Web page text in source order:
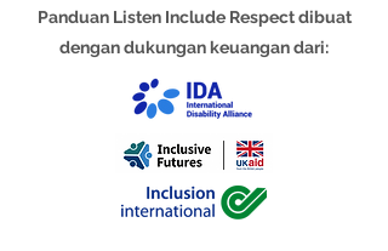
Panduan Listen Include Respect dibuat
dengan dukungan keuangan dari: